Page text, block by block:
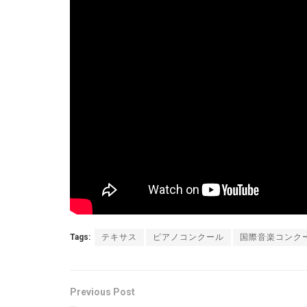
Tags: テキサス ピアノコンクール 国際音楽コンク
Previous Post